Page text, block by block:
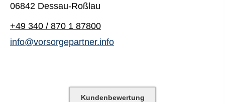
06842 Dessau-Roßlau
+49 340 / 870 1 87800
info@vorsorgepartner.info
Kundenbewertung